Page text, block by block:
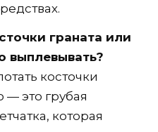
граната или
выплевывать?
косточки
это грубая
которая